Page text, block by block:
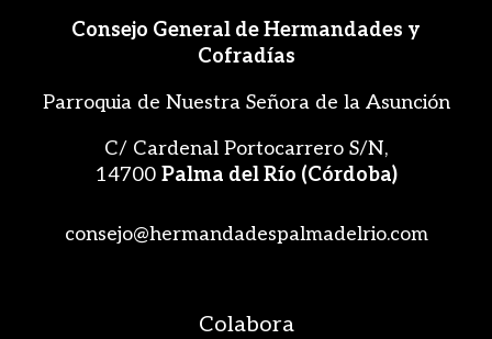
Consejo General de Hermandades y
Cofradías
Parroquia de Nuestra Señora de la Asunción
C/ Cardenal Portocarrero S/N,
14700 Palma del Río (Córdoba)
consejo@hermandadespalmadelrio.com
Colabora